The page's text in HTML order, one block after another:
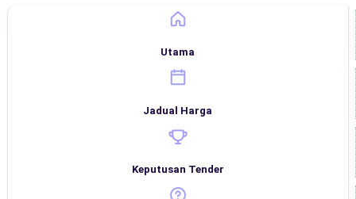
Utama
Jadual Harga
Keputusan Tender